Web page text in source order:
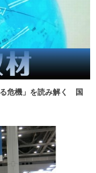
る危機」を読み解く 国